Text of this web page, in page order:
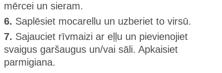
mērcei un sieram.
6. Saplēsiet mocarellu un uzberiet to virsū.
7. Sajauciet rīvmaizi ar eļļu un pievienojiet
svaigus garšaugus un/vai sāli. Apkaisiet
parmigiana.